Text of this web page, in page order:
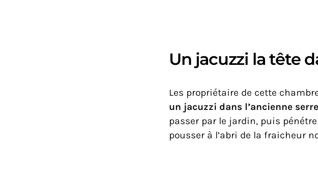
Un jacuzzi la tête
Les propriétaire de cette
un jacuzzi dans l’ancienne
passer par le jardin, puis
pousser à l’abri de la fraicheur